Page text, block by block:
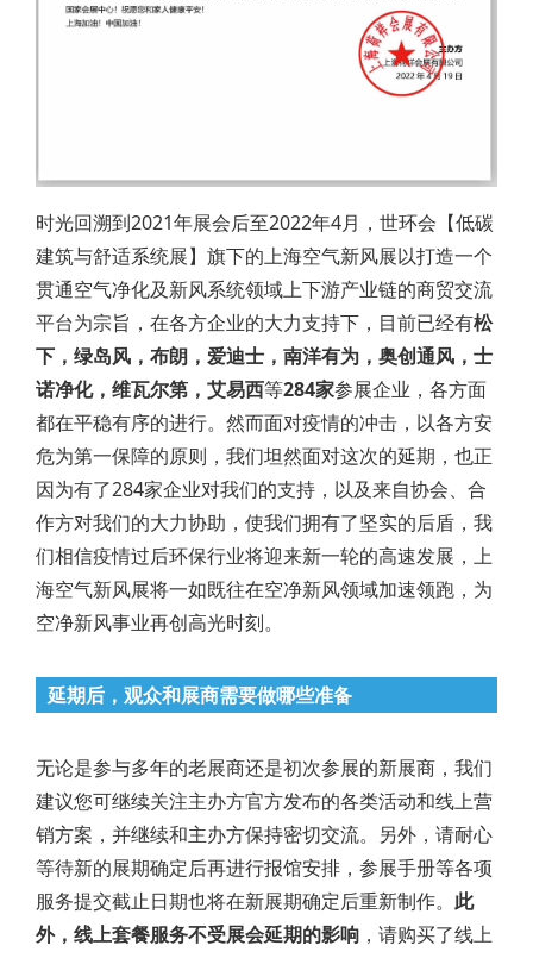
时光回溯到2021年展会后至2022年4月，世环会【低碳
建筑与舒适系统展】旗下的上海空气新风展以打造一个
贯通空气净化及新风系统领域上下游产业链的商贸交流
平台为宗旨，在各方企业的大力支持下，目前已经有松
下，绿岛风，布朗，爱迪士，南洋有为，奥创通风，士
诺净化，维瓦尔第，艾易西等284家参展企业，各方面
都在平稳有序的进行。然而面对疫情的冲击，以各方安
危为第一保障的原则，我们坦然面对这次的延期，也正
因为有了284家企业对我们的支持，以及来自协会、合
作方对我们的大力协助，使我们拥有了坚实的后盾，我
们相信疫情过后环保行业将迎来新一轮的高速发展，上
海空气新风展将一如既往在空净新风领域加速领跑，为
空净新风事业再创高光时刻。
延期后，观众和展商需要做哪些准备
无论是参与多年的老展商还是初次参展的新展商，我们
建议您可继续关注主办方官方发布的各类活动和线上营
销方案，并继续和主办方保持密切交流。另外，请耐心
等待新的展期确定后再进行报馆安排，参展手册等各项
服务提交截止日期也将在新展期确定后重新制作。 此
外，线上套餐服务不受展会延期的影响 ，请购买了线上